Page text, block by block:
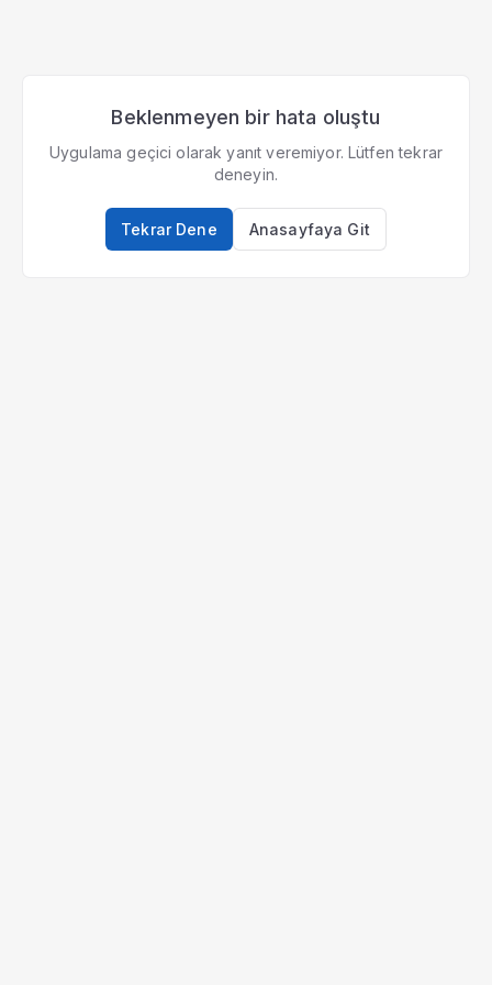
Beklenmeyen bir hata oluştu
Uygulama geçici olarak yanıt veremiyor. Lütfen tekrar
deneyin.
Tekrar Dene Anasayfaya Git